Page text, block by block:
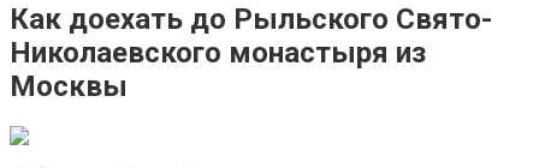
Как доехать до Рыльского Свято-
Николаевского монастыря из
Москвы